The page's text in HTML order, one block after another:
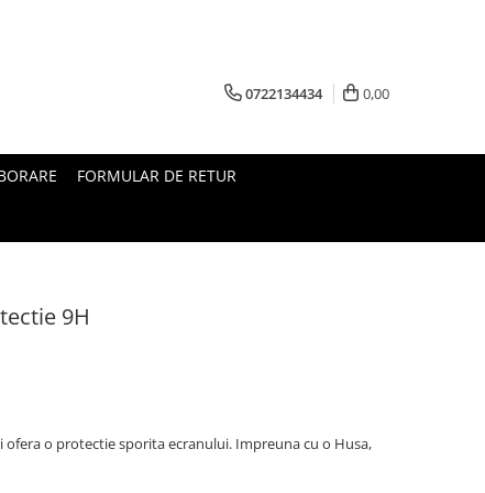
0722134434 0,00
FORMULAR DE RETUR
9H
ofera o protectie sporita ecranului. Impreuna cu o Husa,